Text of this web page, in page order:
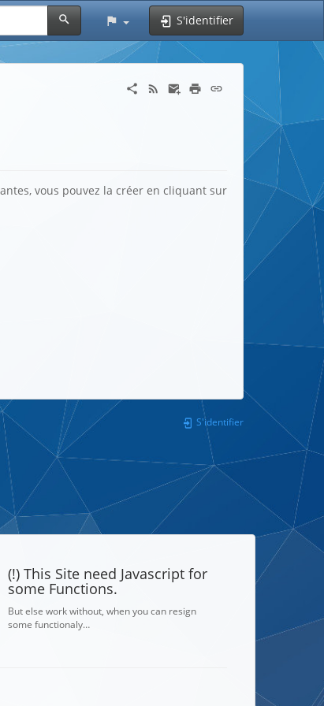
S'identifier
vous pouvez la créer en cliquant sur
S'identifier
(!) This Site need Javascript for
some Functions.
But else work without, when you can resign
some functionaly…